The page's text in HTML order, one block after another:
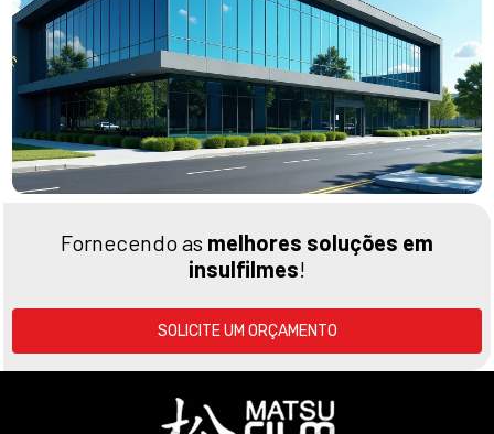
Fornecendo as melhores soluções em
insulfilmes!
SOLICITE UM ORÇAMENTO